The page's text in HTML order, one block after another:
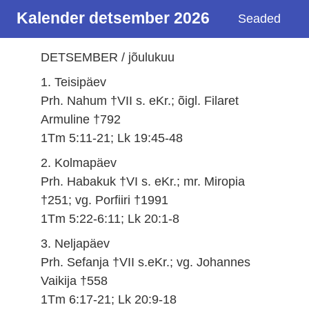
Kalender detsember 2026 Seaded
DETSEMBER / jõulukuu
1. Teisipäev
Prh. Nahum †VII s. eKr.; õigl. Filaret
Armuline †792
1Tm 5:11-21; Lk 19:45-48
2. Kolmapäev
Prh. Habakuk †VI s. eKr.; mr. Miropia
†251; vg. Porfiiri †1991
1Tm 5:22-6:11; Lk 20:1-8
3. Neljapäev
Prh. Sefanja †VII s.eKr.; vg. Johannes
Vaikija †558
1Tm 6:17-21; Lk 20:9-18